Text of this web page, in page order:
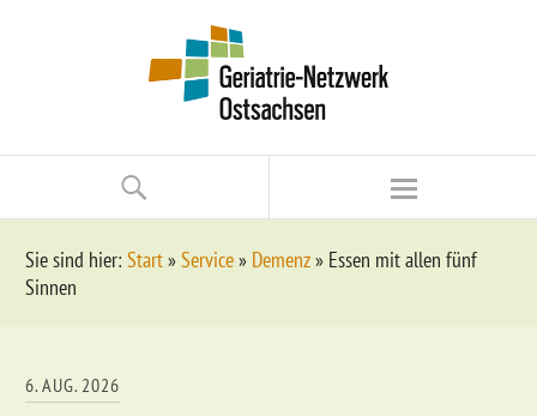
Sie sind hier: Start»Service» Demenz» Essen mit allen fünf
Sinnen
6. AUG. 2026